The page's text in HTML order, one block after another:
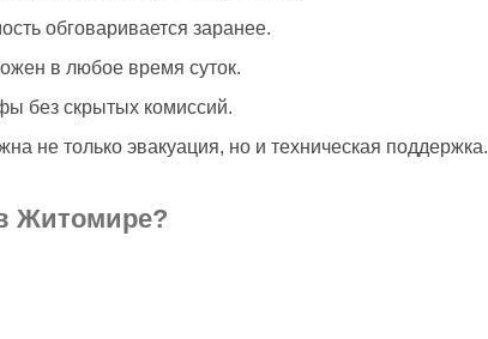
обговаривается заранее.
в любое время суток.
без скрытых комиссий.
не только эвакуация, но и техническая поддержка.
Житомире?